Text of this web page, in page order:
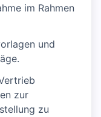
im Rahmen
und
zur
zu